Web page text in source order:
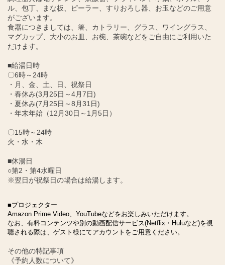
ル、包丁、まな板、ピーラー、すりおろし器、お玉などのご用意
がございます。
食器につきましては、箸、カトラリー、グラス、ワイングラス、
マグカップ、大小のお皿、お椀、茶碗などをご自由にご利用いた
だけます。
■給湯日時
〇6時～24時
・月、金、土、日、祝祭日
・春休み(3月25日～4月7日)
・夏休み(7月25日～8月31日)
・年末年始（12月30日～1月5日）
〇15時～24時
火・水・木
■休湯日
○第2・第4水曜日
※翌日が祝祭日の場合は給湯します。
■プロジェクター
Amazon Prime Video、YouTubeなどをお楽しみいただけます。
なお、有料コンテンツや別の動画配信サービス(Netflix・Huluなど)を視
聴される際は、ゲスト様にてアカウントをご用意ください。
その他の特記事項
《予約人数について》